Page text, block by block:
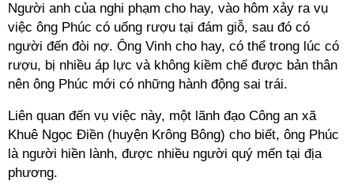
Người anh của nghi phạm cho hay, vào hôm xảy ra vụ
việc ông Phúc có uống rượu tại đám giỗ, sau đó có
người đến đòi nợ. Ông Vinh cho hay, có thể trong lúc có
rượu, bị nhiều áp lực và không kiềm chế được bản thân
nên ông Phúc mới có những hành động sai trái.
Liên quan đến vụ việc này, một lãnh đạo Công an xã
Khuê Ngọc Điền (huyện Krông Bông) cho biết, ông Phúc
là người hiền lành, được nhiều người quý mến tại địa
phương.